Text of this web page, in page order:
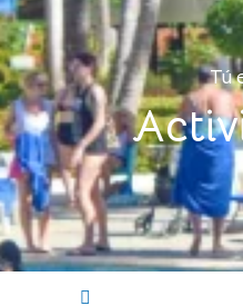
Tú